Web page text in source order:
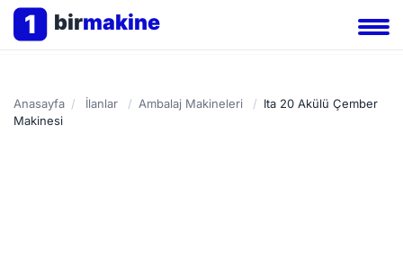
1 birmakine
Anasayfa / İlanlar / Ambalaj Makineleri / Ita 20 Akülü Çember
Makinesi